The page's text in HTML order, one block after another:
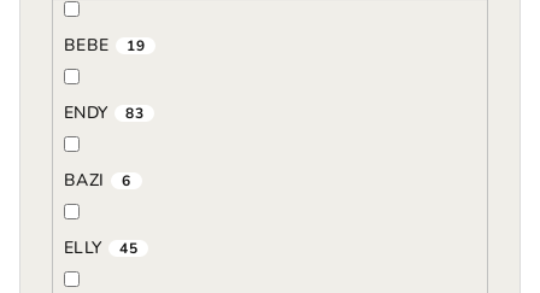
BEBE 19
ENDY 83
BAZI 6
ELLY 45